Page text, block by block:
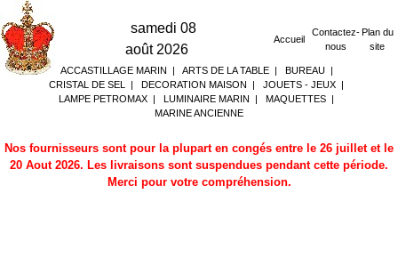
samedi 08
août 2026
Accueil
Contactez-
nous
Plan du
site
ACCASTILLAGE MARIN | ARTS DE LA TABLE| BUREAU|
CRISTAL DE SEL
| DECORATION MAISON | JOUETS - JEUX |
LAMPE PETROMAX | LUMINAIRE MARIN | MAQUETTES |
MARINE ANCIENNE
Nos fournisseurs sont pour la plupart en congés entre le 26 juillet et le
20 Aout 2026. Les livraisons sont suspendues pendant cette période.
Merci pour votre compréhension.